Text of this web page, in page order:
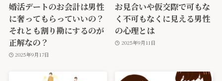
婚活デートのお会計は男性
に奢ってもらっていいの？
それとも割り勘にするのが
正解なの？
2025年9月17日
お見合いや仮交際で可もな
く不可もなくに見える男性
の心理とは
2025年9月11日